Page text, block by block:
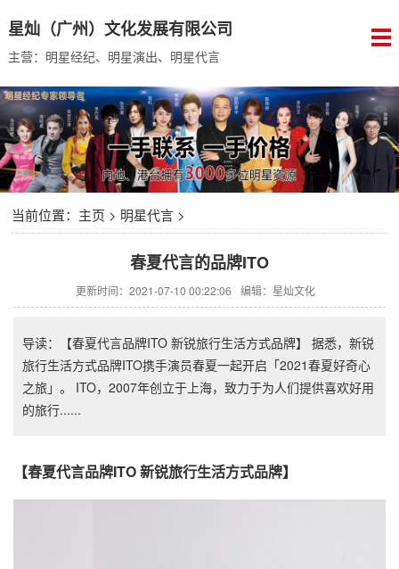
星灿（广州）文化发展有限公司
主营：明星经纪、明星演出、明星代言
当前位置： 主页 > 明星代言>
春夏代言的品牌ITO
更新时间：2021-07-10 00:22:06 编辑：星灿文化
导读：【春夏代言品牌ITO 新锐旅行生活方式品牌】 据悉，新锐
旅行生活方式品牌ITO携手演员春夏一起开启「2021春夏好奇心
之旅」。 ITO，2007年创立于上海，致力于为人们提供喜欢好用
的旅行......
【春夏代言品牌ITO 新锐旅行生活方式品牌】